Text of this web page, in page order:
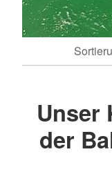
Unser
der